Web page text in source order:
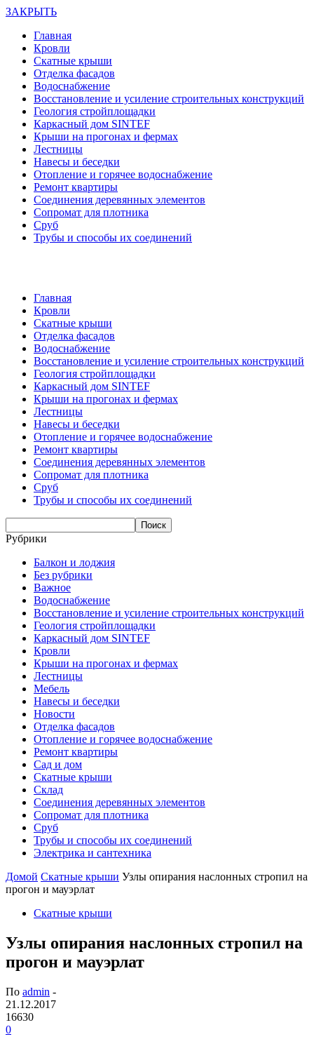
ЗАКРЫТЬ
Главная
Кровли
Скатные крыши
Отделка фасадов
Водоснабжение
Восстановление и усиление строительных конструкций
Геология стройплощадки
Каркасный дом SINTEF
Крыши на прогонах и фермах
Лестницы
Навесы и беседки
Отопление и горячее водоснабжение
Ремонт квартиры
Соединения деревянных элементов
Сопромат для плотника
Сруб
Трубы и способы их соединений
Главная
Кровли
Скатные крыши
Отделка фасадов
Водоснабжение
Восстановление и усиление строительных конструкций
Геология стройплощадки
Каркасный дом SINTEF
Крыши на прогонах и фермах
Лестницы
Навесы и беседки
Отопление и горячее водоснабжение
Ремонт квартиры
Соединения деревянных элементов
Сопромат для плотника
Сруб
Трубы и способы их соединений
Рубрики
Балкон и лоджия
Без рубрики
Важное
Водоснабжение
Восстановление и усиление строительных конструкций
Геология стройплощадки
Каркасный дом SINTEF
Кровли
Крыши на прогонах и фермах
Лестницы
Мебель
Навесы и беседки
Новости
Отделка фасадов
Отопление и горячее водоснабжение
Ремонт квартиры
Сад и дом
Скатные крыши
Склад
Соединения деревянных элементов
Сопромат для плотника
Сруб
Трубы и способы их соединений
Электрика и сантехника
Домой Скатные крыши Узлы опирания наслонных стропил на
прогон и мауэрлат
Скатные крыши
Узлы опирания наслонных стропил на
прогон и мауэрлат
По admin -
21.12.2017
16630
0